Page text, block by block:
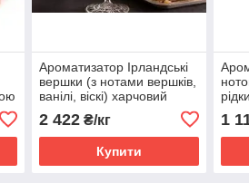
Ароматизатор Ірландські
вершки (з нотами вершків,
ванілі, віскі) харчовий
ідентичний натуральному
2 422₴/кг
Купити
1